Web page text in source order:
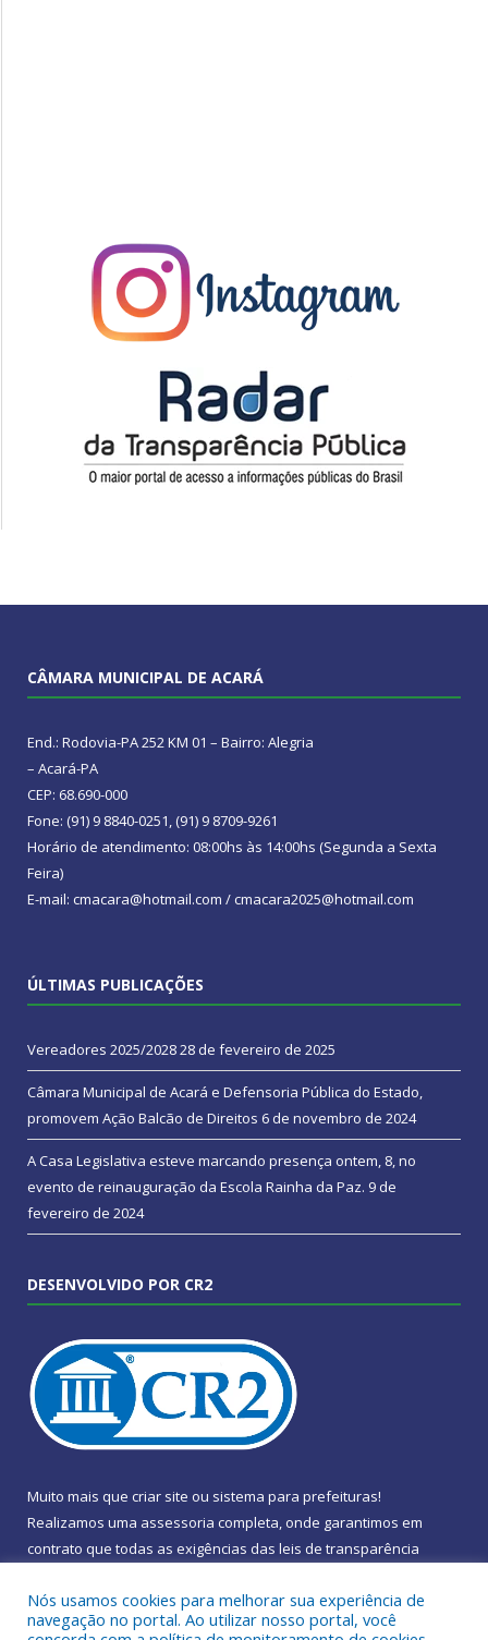
CÂMARA MUNICIPAL DE ACARÁ
End.: Rodovia-PA 252 KM 01 – Bairro: Alegria
– Acará-PA
CEP: 68.690-000
Fone: (91) 9 8840-0251, (91) 9 8709-9261
Horário de atendimento: 08:00hs às 14:00hs (Segunda a Sexta
Feira)
E-mail: cmacara@hotmail.com / cmacara2025@hotmail.com
ÚLTIMAS PUBLICAÇÕES
Vereadores 2025/202828 de fevereiro de 2025
Câmara Municipal de Acará e Defensoria Pública do Estado,
promovem Ação Balcão de Direitos 6 de novembro de 2024
A Casa Legislativa esteve marcando presença ontem, 8, no
evento de reinauguração da Escola Rainha da Paz. 9 de
fevereiro de 2024
DESENVOLVIDO POR CR2
Muito mais que criar site ou sistema para prefeituras!
Realizamos uma assessoria completa, onde garantimos em
contrato que todas as exigências das leis de transparência
Conheça oPNTPe oRadar da Transparência Pública
Nós usamos cookies para melhorar sua experiência de
navegação no portal. Ao utilizar nosso portal, você